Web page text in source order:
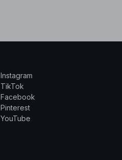
Instagram
TikTok
Facebook
Pinterest
YouTube